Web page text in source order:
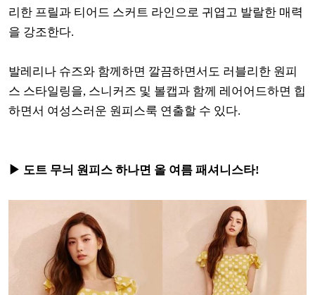
리한 프릴과 티어드 스커트 라인으로 귀엽고 발랄한 매력
을 강조한다.
발레리나 슈즈와 함께하면 깔끔하면서도 러블리한 원피
스 스타일링을, 스니커즈 및 볼캡과 함께 레어어드하면 힙
하면서 여성스러운 원피스룩 연출할 수 있다.
▶ 도트 무늬 원피스 하나면 올 여름 패셔니스타!